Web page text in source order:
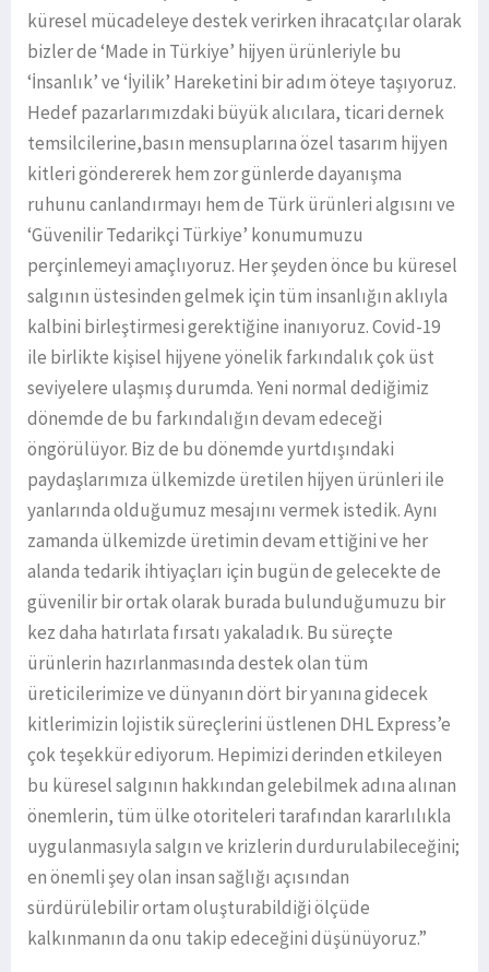
küresel mücadeleye destek verirken ihracatçılar olarak
bizler de ‘Made in Türkiye’ hijyen ürünleriyle bu
‘İnsanlık’ ve ‘İyilik’ Hareketini bir adım öteye taşıyoruz.
Hedef pazarlarımızdaki büyük alıcılara, ticari dernek
temsilcilerine,basın mensuplarına özel tasarım hijyen
kitleri göndererek hem zor günlerde dayanışma
ruhunu canlandırmayı hem de Türk ürünleri algısını ve
‘Güvenilir Tedarikçi Türkiye’ konumumuzu
perçinlemeyi amaçlıyoruz. Her şeyden önce bu küresel
salgının üstesinden gelmek için tüm insanlığın aklıyla
kalbini birleştirmesi gerektiğine inanıyoruz. Covid-19
ile birlikte kişisel hijyene yönelik farkındalık çok üst
seviyelere ulaşmış durumda. Yeni normal dediğimiz
dönemde de bu farkındalığın devam edeceği
öngörülüyor. Biz de bu dönemde yurtdışındaki
paydaşlarımıza ülkemizde üretilen hijyen ürünleri ile
yanlarında olduğumuz mesajını vermek istedik. Aynı
zamanda ülkemizde üretimin devam ettiğini ve her
alanda tedarik ihtiyaçları için bugün de gelecekte de
güvenilir bir ortak olarak burada bulunduğumuzu bir
kez daha hatırlata fırsatı yakaladık. Bu süreçte
ürünlerin hazırlanmasında destek olan tüm
üreticilerimize ve dünyanın dört bir yanına gidecek
kitlerimizin lojistik süreçlerini üstlenen DHL Express’e
çok teşekkür ediyorum. Hepimizi derinden etkileyen
bu küresel salgının hakkından gelebilmek adına alınan
önemlerin, tüm ülke otoriteleri tarafından kararlılıkla
uygulanmasıyla salgın ve krizlerin durdurulabileceğini;
en önemli şey olan insan sağlığı açısından
sürdürülebilir ortam oluşturabildiği ölçüde
kalkınmanın da onu takip edeceğini düşünüyoruz.”